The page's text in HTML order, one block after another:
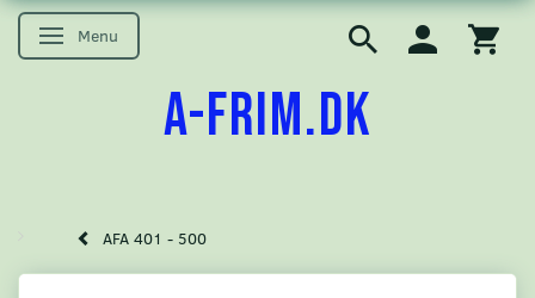
Skifte navigation
Menu
A-FRIM.DK
AFA 401 - 500